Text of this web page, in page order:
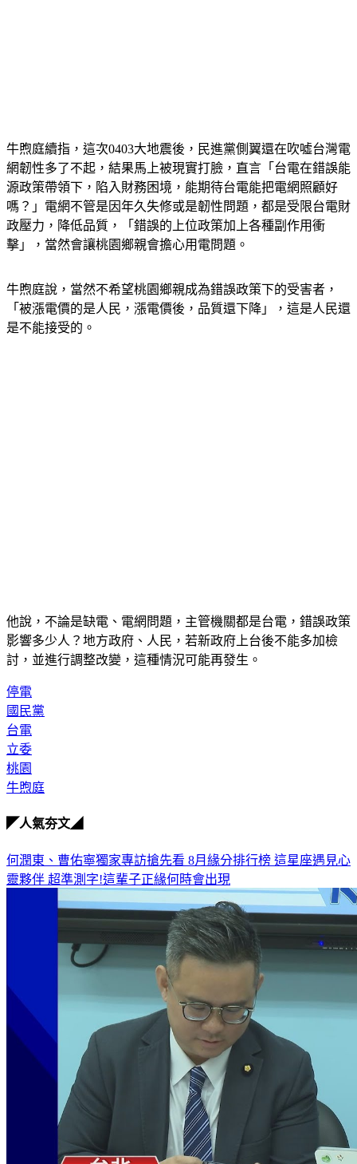
牛煦庭續指，這次0403大地震後，民進黨側翼還在吹噓台灣電
網韌性多了不起，結果馬上被現實打臉，直言「台電在錯誤能
源政策帶領下，陷入財務困境，能期待台電能把電網照顧好
嗎？」電網不管是因年久失修或是韌性問題，都是受限台電財
政壓力，降低品質，「錯誤的上位政策加上各種副作用衝
牛煦庭說，當然不希望桃園鄉親成為錯誤政策下的受害者，
「被漲電價的是人民，漲電價後，品質還下降」，這是人民還
他說，不論是缺電、電網問題，主管機關都是台電，錯誤政策
影響多少人？地方政府、人民，若新政府上台後不能多加檢
停電
國民黨
台電
立委
桃園
何潤東、曹佑寧獨家專訪搶先看8月緣分排行榜 這星座遇見心
超準測字!這輩子正緣何時會出現